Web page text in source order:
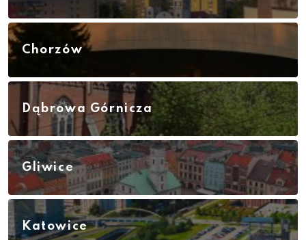
Chorzów
Dąbrowa Górnicza
Gliwice
Katowice